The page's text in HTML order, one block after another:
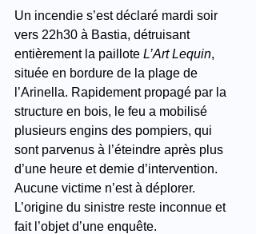
Un incendie s’est déclaré mardi soir
vers 22h30 à Bastia, détruisant
entièrement la paillote L’Art Lequin,
située en bordure de la plage de
l’Arinella. Rapidement propagé par la
structure en bois, le feu a mobilisé
plusieurs engins des pompiers, qui
sont parvenus à l’éteindre après plus
d’une heure et demie d’intervention.
Aucune victime n’est à déplorer.
L’origine du sinistre reste inconnue et
fait l’objet d’une enquête.